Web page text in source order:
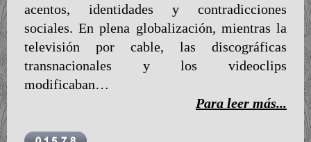
acentos, identidades y contradicciones
sociales. En plena globalización, mientras la
televisión por cable, las discográficas
transnacionales y los videoclips
modificaban…
Para leer más...